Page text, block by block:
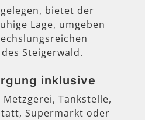
bietet der
Lage, umgeben
Steigerwald.
inklusive
Metzgerei, Tankstelle,
Supermarkt oder